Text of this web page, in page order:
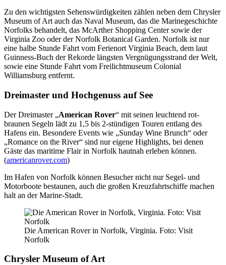
Zu den wichtigsten Sehenswürdigkeiten zählen neben dem Chrysler
Museum of Art auch das Naval Museum, das die Marinegeschichte
Norfolks behandelt, das McArther Shopping Center sowie der
Virginia Zoo oder der Norfolk Botanical Garden. Norfolk ist nur
eine halbe Stunde Fahrt vom Ferienort Virginia Beach, dem laut
Guinness-Buch der Rekorde längsten Vergnügungsstrand der Welt,
sowie eine Stunde Fahrt vom Freilichtmuseum Colonial
Williamsburg entfernt.
Dreimaster und Hochgenuss auf See
Der Dreimaster „American Rover“ mit seinen leuchtend rot-
braunen Segeln lädt zu 1,5 bis 2-stündigen Touren entlang des
Hafens ein. Besondere Events wie „Sunday Wine Brunch“ oder
„Romance on the River“ sind nur eigene Highlights, bei denen
Gäste das maritime Flair in Norfolk hautnah erleben können.
(americanrover.com)
Im Hafen von Norfolk können Besucher nicht nur Segel- und
Motorboote bestaunen, auch die großen Kreuzfahrtschiffe machen
halt an der Marine-Stadt.
Die American Rover in Norfolk, Virginia. Foto: Visit
Norfolk
Chrysler Museum of Art